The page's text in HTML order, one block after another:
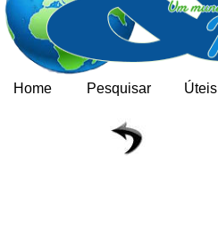
Home Pesquisar Úteis